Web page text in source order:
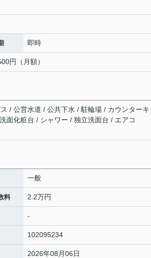
即時
円（月額）
/ 公営水道 / 公共下水 / 駐輪場 / カウンターキ
面化粧台 / シャワー / 独立洗面台 / エアコ
一般
料 2.2万円
-
102095234
2026年08月06日